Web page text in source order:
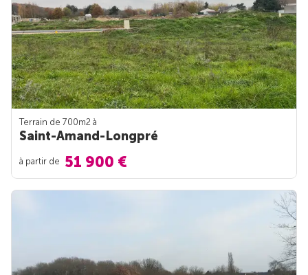
Terrain de 700m2 à
Saint-Amand-Longpré
à partir de 51 900 €